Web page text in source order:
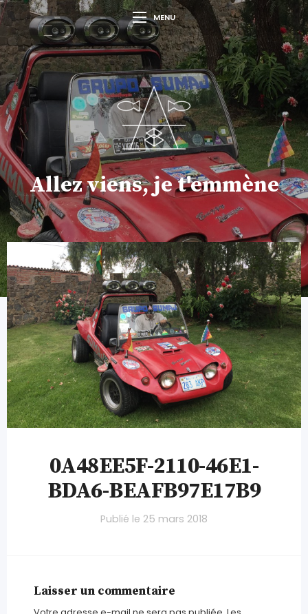
MENU
Allez viens, je t'emmène
0A48EE5F-2110-46E1-
BDA6-BEAFB97E17B9
Publié le 25 mars 2018
Laisser un commentaire